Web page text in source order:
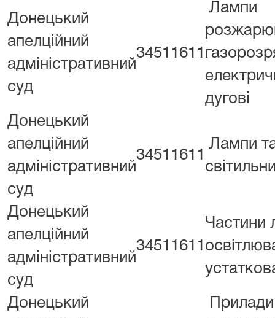
Донецький
апелційний
адміністративний
суд
34511611
Лампи
дугові
Донецький
апелційний
адміністративний
суд
34511611
Лампи
Донецький
апелційний
адміністративний
суд
34511611
Частини
Донецький
Прилади